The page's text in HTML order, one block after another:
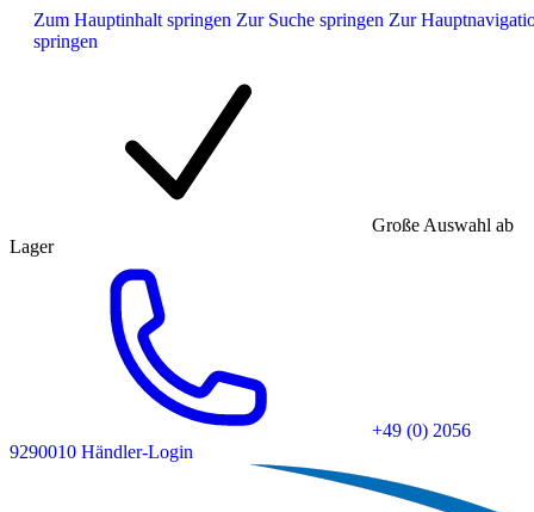
Zum Hauptinhalt springen Zur Suche springen Zur
springen
Große Auswahl ab
Lager
+49 (0) 2056
9290010 Händler-Login